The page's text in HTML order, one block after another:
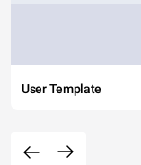
User Template